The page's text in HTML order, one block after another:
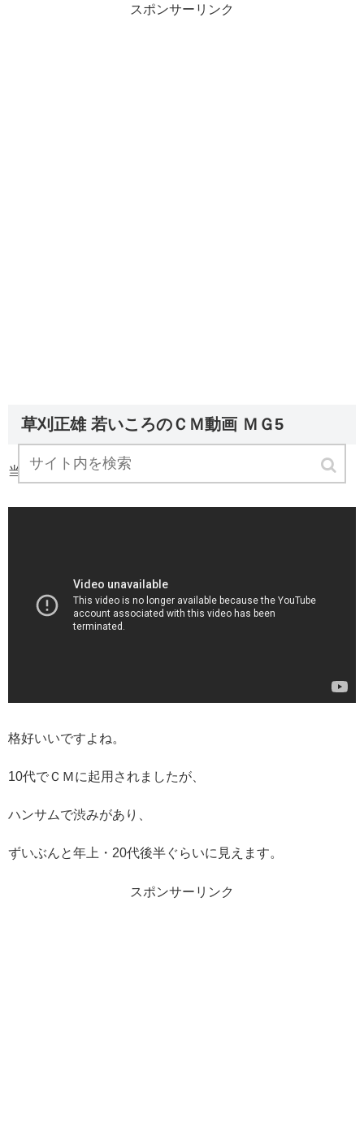
スポンサーリンク
草刈正雄 若いころのＣＭ動画 ＭＧ5
当時の草刈正雄のＣＭはこちらです。
格好いいですよね。
10代でＣＭに起用されましたが、
ハンサムで渋みがあり、
ずいぶんと年上・20代後半ぐらいに見えます。
スポンサーリンク